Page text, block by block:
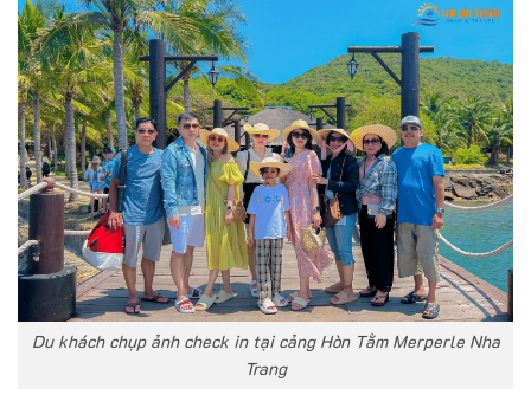
Du khách chụp ảnh check in tại cảng Hòn Tằm Merperle Nha
Trang